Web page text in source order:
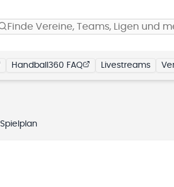
Finde Vereine, Teams, Ligen und
Handball360 FAQ Livestreams
Spielplan